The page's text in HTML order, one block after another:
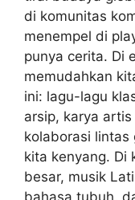
di komunitas
menempel di
punya cerita. Di
memudahkan
ini: lagu-lagu
arsip, karya
kolaborasi lintas
kita kenyang. Di
besar, musik
bahasa tubuh,